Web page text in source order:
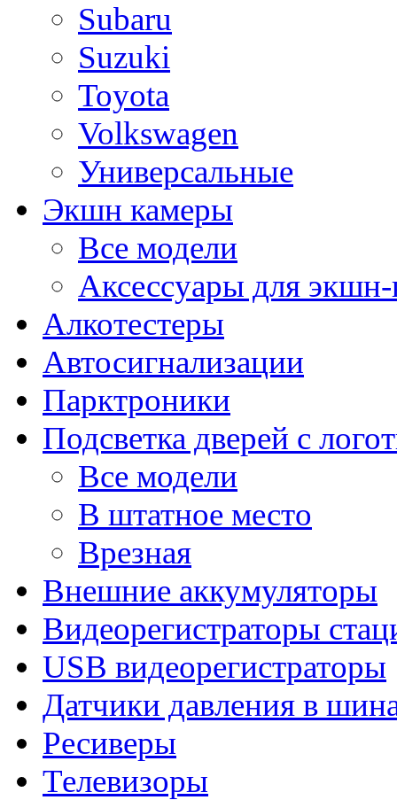
Subaru
Suzuki
Toyota
Volkswagen
Универсальные
Экшн камеры
Все модели
Аксессуары для
Алкотестеры
Автосигнализации
Парктроники
Подсветка дверей с
Все модели
В штатное место
Врезная
Внешние аккумуляторы
Видеорегистраторы
USB видеорегистраторы
Датчики давления в
Ресиверы
Телевизоры